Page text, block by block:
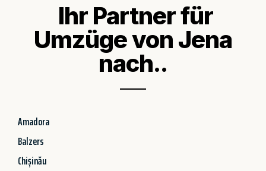
Ihr Partner für
Umzüge von Jena
nach..
Amadora
Balzers
Chișinău